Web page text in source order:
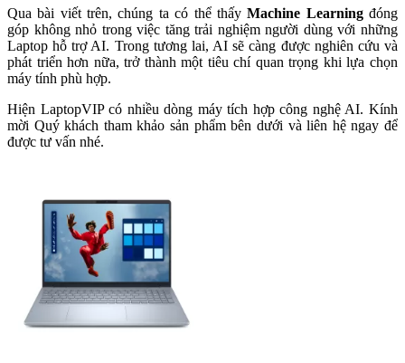
Qua bài viết trên, chúng ta có thể thấyMachine Learningđóng
góp không nhỏ trong việc tăng trải nghiệm người dùng với những
Laptop hỗ trợ AI. Trong tương lai, AI sẽ càng được nghiên cứu và
phát triển hơn nữa, trở thành một tiêu chí quan trọng khi lựa chọn
máy tính phù hợp.
Hiện LaptopVIP có nhiều dòng máy tích hợp công nghệ AI. Kính
mời Quý khách tham khảo sản phẩm bên dưới và liên hệ ngay để
được tư vấn nhé.